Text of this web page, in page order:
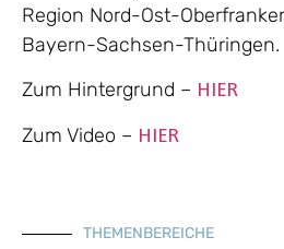
Region Nord-Ost-
Bayern-Sachsen-Thüringen.
Zum Hintergrund – HIER
Zum Video – HIER
THEMENBEREICHE